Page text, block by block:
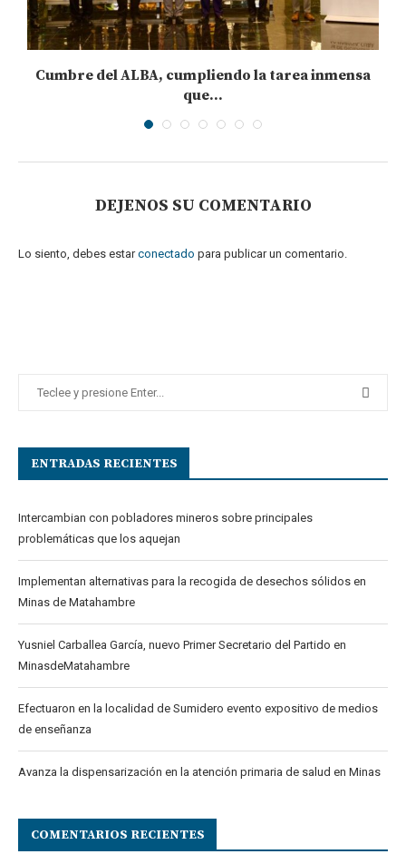
Cumbre del ALBA, cumpliendo la tarea inmensa
que...
15 de diciembre de 2022
DEJENOS SU COMENTARIO
Lo siento, debes estarconectado para publicar un comentario.
ENTRADAS RECIENTES
Intercambian con pobladores mineros sobre principales
problemáticas que los aquejan
Implementan alternativas para la recogida de desechos sólidos en
Minas de Matahambre
Yusniel Carballea García, nuevo Primer Secretario del Partido en
MinasdeMatahambre
Efectuaron en la localidad de Sumidero evento expositivo de medios
de enseñanza
Avanza la dispensarización en la atención primaria de salud en Minas
COMENTARIOS RECIENTES